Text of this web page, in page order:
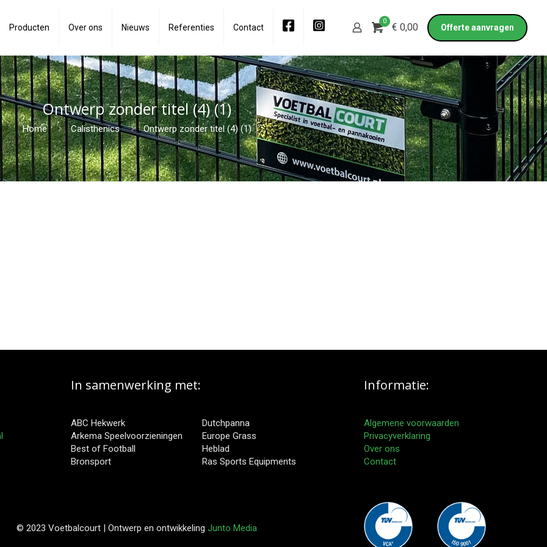
Producten Over ons Nieuws Referenties Contact
0
€ 0,00 Offerte aanvragen
Ontwerp zonder titel (4) (1)
Home Calisthenics Ontwerp zonder titel (4) (1)
In samenwerking met:
ABC Hekwerk
Arkema Speelvoorzieningen
Best of Football
Bronsport
Dutchpanna
Europe Grass
Heblad
Ras Sports Equipments
Informatie:
Algemene voorwaarden
Privacyverklaring
Over ons
Contact
© 2023 Voetbalcourt | Ontwerp en ontwikkeling Junto Media